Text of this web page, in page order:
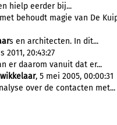
hielp eerder bij...
behoudt magie van De
s en architecten. In dit...
20:43:27
er daarom vanuit dat er...
, 5 mei 2005, 00:00:31
over de contacten met...